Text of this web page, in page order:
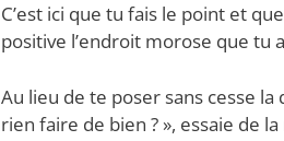
C’est ici que tu fais le point et
positive l’endroit morose que tu
Au lieu de te poser sans cesse
rien faire de bien ? », essaie de